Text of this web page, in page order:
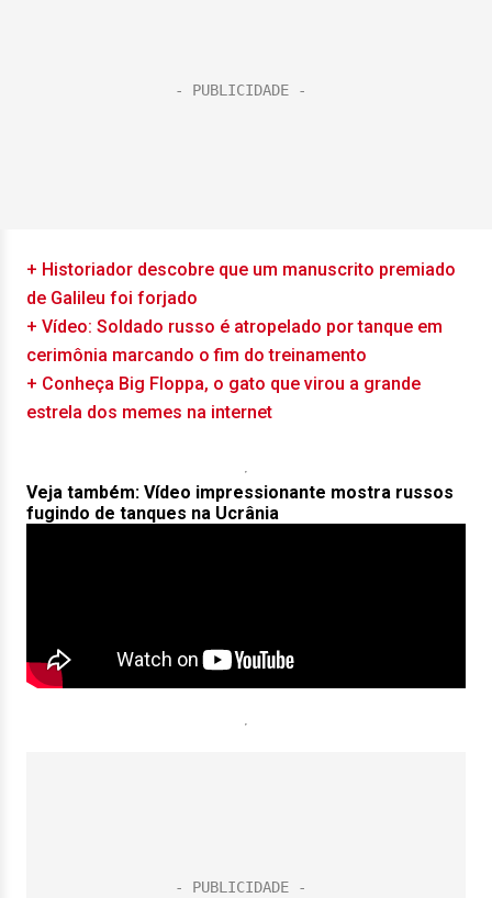
+ Historiador descobre que um manuscrito premiado
de Galileu foi forjado
+ Vídeo: Soldado russo é atropelado por tanque em
cerimônia marcando o fim do treinamento
+ Conheça Big Floppa, o gato que virou a grande
estrela dos memes na internet
Veja também: Vídeo impressionante mostra russos
fugindo de tanques na Ucrânia